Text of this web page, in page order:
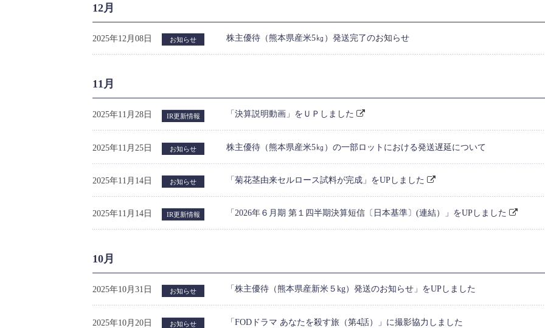
12月
2025年12月08日 お知らせ 株主優待（熊本県産米5㎏）発送完了のお知らせ
11月
2025年11月28日 IR更新情報 「決算説明動画」をＵＰしました
2025年11月25日 お知らせ 株主優待（熊本県産米5㎏）の一部ロットにおける発送遅延について
2025年11月14日 お知らせ 「菊花茎由来セルロース試料が完成」をUPしました
2025年11月14日 IR更新情報 「2026年６月期 第１四半期決算短信〔日本基準〕(連結）」をUPしました
10月
2025年10月31日 お知らせ 「株主優待（熊本県産新米５kg）発送のお知らせ」をUPしました
2025年10月20日 お知らせ 「FODドラマ あなたを殺す旅（第4話）」に撮影協力しました